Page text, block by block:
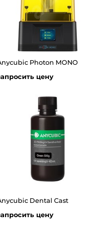
Photon MONO
цену
Dental Cast
цену